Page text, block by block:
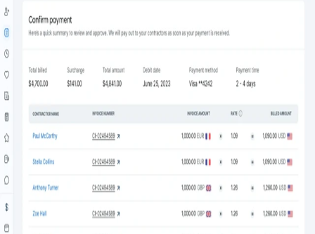
支払いが遅れることはもうありません。これからは、請求を自
動で処理します。Remoteを使用して、定期的な請求処理から
支払いのリアルタイムのモニタリングまでを行い、契約社員に
給与を迅速に支払いましょう。